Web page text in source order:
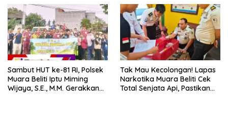
Sambut HUT ke-81 RI, Polsek
Muara Beliti Iptu Miming
Wijaya, S.E., M.M. Gerakkan
Tak Mau Kecolongan! Lapas
Narkotika Muara Beliti Cek
Total Senjata Api, Pastikan